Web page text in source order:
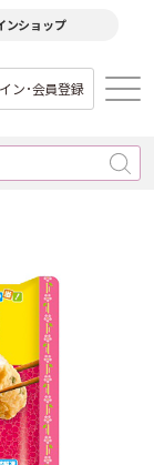
ンショップ
ン･会員登録